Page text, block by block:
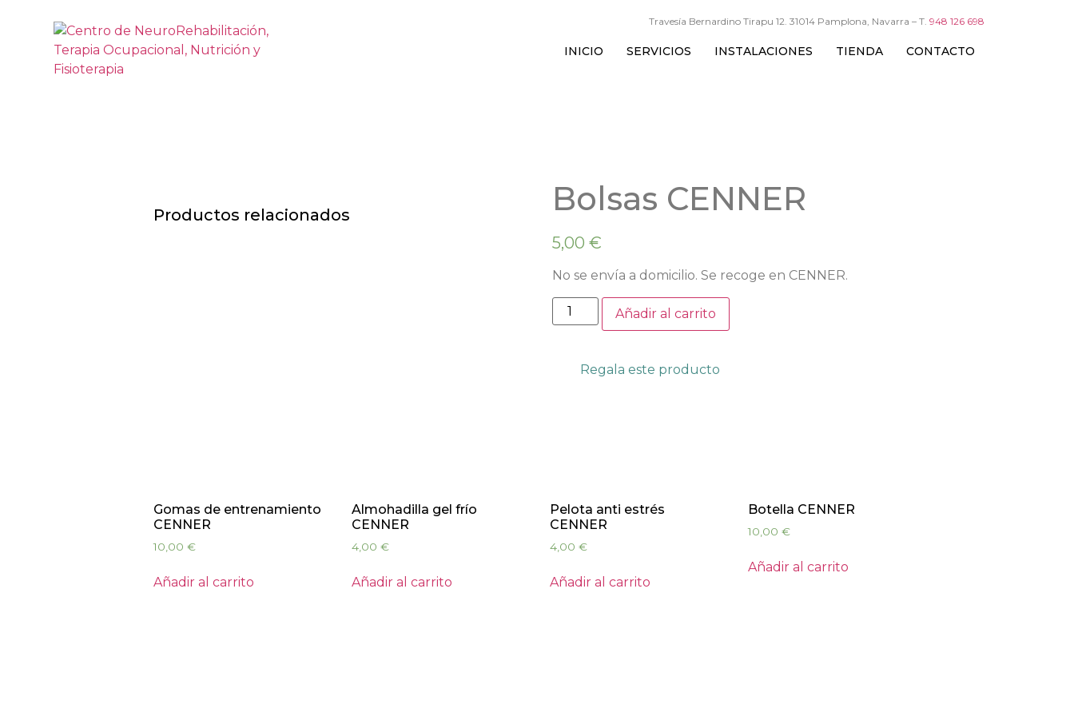
Travesía Bernardino Tirapu 12. 31014 Pamplona, Navarra – T.948 126 698
INICIO SERVICIOS INSTALACIONES TIENDA CONTACTO
Bolsas CENNER
5,00€
No se envía a domicilio. Se recoge en CENNER.
Añadir al carrito
Regala este producto
Productos relacionados
Gomas de entrenamiento
CENNER
10,00 €
Añadir al carrito
Almohadilla gel frío
CENNER
4,00€
Añadir al carrito
Pelota anti estrés
CENNER
4,00€
Añadir al carrito
Botella CENNER
10,00€
Añadir al carrito